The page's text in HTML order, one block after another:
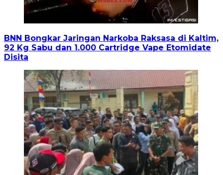
BNN Bongkar Jaringan Narkoba Raksasa di Kaltim,
92 Kg Sabu dan 1.000 Cartridge Vape Etomidate
Disita